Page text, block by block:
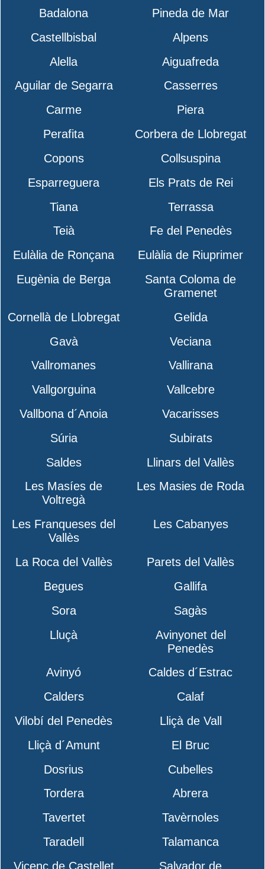
Badalona
Pineda de Mar
Castellbisbal
Alpens
Alella
Aiguafreda
Aguilar de Segarra
Casserres
Carme
Piera
Perafita
Corbera de Llobregat
Copons
Collsuspina
Esparreguera
Els Prats de Rei
Tiana
Terrassa
Teià
Fe del Penedès
Eulàlia de Ronçana
Eulàlia de Riuprimer
Eugènia de Berga
Santa Coloma de
Gramenet
Cornellà de Llobregat
Gelida
Gavà
Veciana
Vallromanes
Vallirana
Vallgorguina
Vallcebre
Vallbona d´Anoia
Vacarisses
Súria
Subirats
Saldes
Llinars del Vallès
Les Masíes de
Voltregà
Les Masies de Roda
Les Franqueses del
Vallès
Les Cabanyes
La Roca del Vallès
Parets del Vallès
Begues
Gallifa
Sora
Sagàs
Lluçà
Avinyonet del
Penedès
Avinyó
Caldes d´Estrac
Calders
Calaf
Vilobí del Penedès
Lliçà de Vall
Lliçà d´Amunt
El Bruc
Dosrius
Cubelles
Tordera
Abrera
Tavertet
Tavèrnoles
Taradell
Talamanca
Vicenç de Castellet
Salvador de